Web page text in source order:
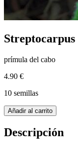
Streptocarpus
prímula del cabo
4.90 €
10 semillas
Añadir al carrito
Descripción